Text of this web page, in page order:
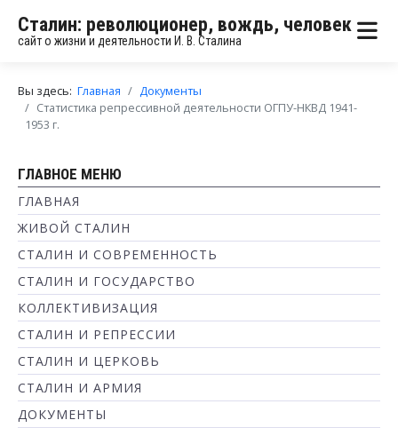
Сталин: революционер, вождь, человек
сайт о жизни и деятельности И. В. Сталина
Вы здесь: Главная
Документы
Статистика репрессивной деятельности ОГПУ-НКВД 1941-
1953 г.
ГЛАВНОЕ МЕНЮ
ГЛАВНАЯ
ЖИВОЙ СТАЛИН
СТАЛИН И СОВРЕМЕННОСТЬ
СТАЛИН И ГОСУДАРСТВО
КОЛЛЕКТИВИЗАЦИЯ
СТАЛИН И РЕПРЕССИИ
СТАЛИН И ЦЕРКОВЬ
СТАЛИН И АРМИЯ
ДОКУМЕНТЫ